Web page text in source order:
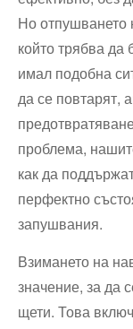
Но отпушването
който трябва
имал подобна
да се повтарят,
проблема,
как да
перфектно
запушвания.
Взимането на
значение, за да
щети. Това